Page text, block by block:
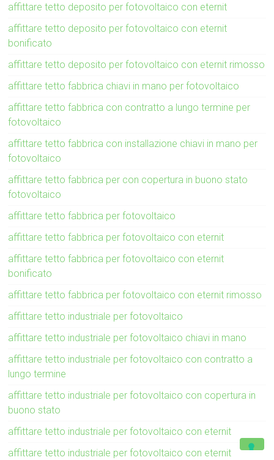
affittare tetto deposito per fotovoltaico con eternit
affittare tetto deposito per fotovoltaico con eternit
bonificato
affittare tetto deposito per fotovoltaico con eternit rimosso
affittare tetto fabbrica chiavi in mano per fotovoltaico
affittare tetto fabbrica con contratto a lungo termine per
fotovoltaico
affittare tetto fabbrica con installazione chiavi in mano per
fotovoltaico
affittare tetto fabbrica per con copertura in buono stato
fotovoltaico
affittare tetto fabbrica per fotovoltaico
affittare tetto fabbrica per fotovoltaico con eternit
affittare tetto fabbrica per fotovoltaico con eternit
bonificato
affittare tetto fabbrica per fotovoltaico con eternit rimosso
affittare tetto industriale per fotovoltaico
affittare tetto industriale per fotovoltaico chiavi in mano
affittare tetto industriale per fotovoltaico con contratto a
lungo termine
affittare tetto industriale per fotovoltaico con copertura in
buono stato
affittare tetto industriale per fotovoltaico con eternit
affittare tetto industriale per fotovoltaico con eternit